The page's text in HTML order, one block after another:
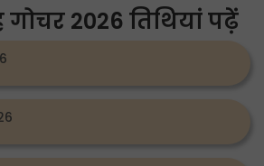
गोचर 2026 तिथियां पढ़ें